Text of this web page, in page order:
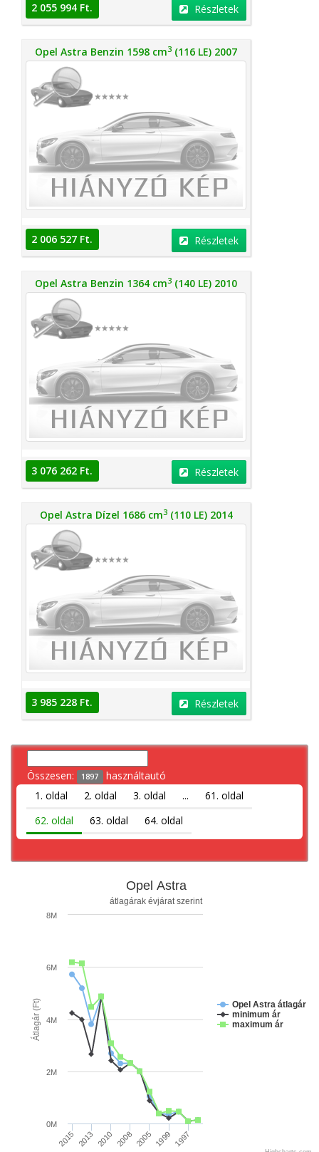
2 055 994 Ft. Részletek
Opel Astra Benzin 1598 cm3 (116 LE) 2007
2 006 527 Ft. Részletek
Opel Astra Benzin 1364 cm3 (140 LE) 2010
3 076 262 Ft. Részletek
Opel Astra Dízel 1686 cm3(110 LE) 2014
3 985 228 Ft. Részletek
Összesen: 1897 használtautó
1. oldal
2. oldal 3. oldal ...
61. oldal
62. oldal
63. oldal 64. oldal
Átlagár (Ft)
Opel Astra
átlagárak évjárat szerint
Opel Astra átlagár
minimum ár
maximum ár
2015 2013 2010 2008 2005 1999 1997
0M
2M
4M
6M
8M